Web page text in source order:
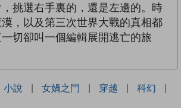
挑選右手裏的，還是左邊的。時
，以及第三次世界大戰的真相都
切卻叫一個編輯展開逃亡的旅
小說 | 女媧之門 | 穿越 | 科幻
|